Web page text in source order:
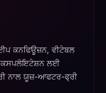
ਕਨਫਿਊਜ਼ਨ, ਵੀਟੇਬਲ
ਲਈ
ਨਾਲ ਯੂਜ਼-ਆਫਟਰ-ਫ੍ਰੀ